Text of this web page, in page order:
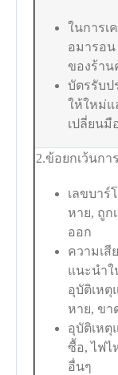
ในการเ
อมารอ
ของร้า
บัตรรับ
ให้ใหม่แ
เปลี่ยนมื
2.ข้อยกเว้นกา
เลขบาร์
หาย, ถูก
ออก
ความเสี
แนะนำใ
อุบัติเหตุ
หาย, ขา
อุบัติเหตุ
ซื้อ, ไฟไ
อื่นๆ